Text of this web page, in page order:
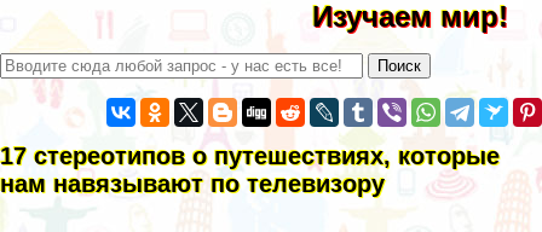
Изучаем мир!
17 стереотипов о путешествиях, которые
нам навязывают по телевизору